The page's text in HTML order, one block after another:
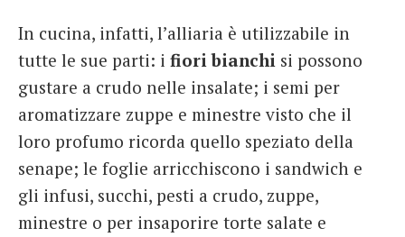
In cucina, infatti, l’alliaria è utilizzabile in
tutte le sue parti: i fiori bianchi si possono
gustare a crudo nelle insalate; i semi per
aromatizzare zuppe e minestre visto che il
loro profumo ricorda quello speziato della
senape; le foglie arricchiscono i sandwich e
gli infusi, succhi, pesti a crudo, zuppe,
minestre o per insaporire torte salate e